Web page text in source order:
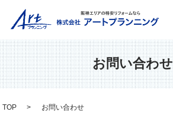
お問い合わせ
TOP お問い合わせ